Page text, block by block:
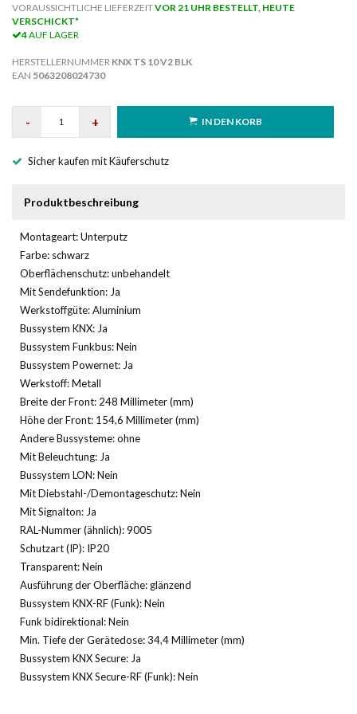
VORAUSSICHTLICHE LIEFERZEITVOR 21 UHR BESTELLT, HEUTE
VERSCHICKT*
4AUF LAGER
HERSTELLERNUMMER KNX TS 10 V2 BLK
EAN 5063208024730
- + IN DEN KORB
Sicher kaufen mit Käuferschutz
Produktbeschreibung
Montageart: Unterputz
Farbe: schwarz
Oberflächenschutz: unbehandelt
Mit Sendefunktion: Ja
Werkstoffgüte: Aluminium
Bussystem KNX: Ja
Bussystem Funkbus: Nein
Bussystem Powernet: Ja
Werkstoff: Metall
Breite der Front: 248 Millimeter (mm)
Höhe der Front: 154,6 Millimeter (mm)
Andere Bussysteme: ohne
Mit Beleuchtung: Ja
Bussystem LON: Nein
Mit Diebstahl-/Demontageschutz: Nein
Mit Signalton: Ja
RAL-Nummer (ähnlich): 9005
Schutzart (IP): IP20
Transparent: Nein
Ausführung der Oberfläche: glänzend
Bussystem KNX-RF (Funk): Nein
Funk bidirektional: Nein
Min. Tiefe der Gerätedose: 34,4 Millimeter (mm)
Bussystem KNX Secure: Ja
Bussystem KNX Secure-RF (Funk): Nein